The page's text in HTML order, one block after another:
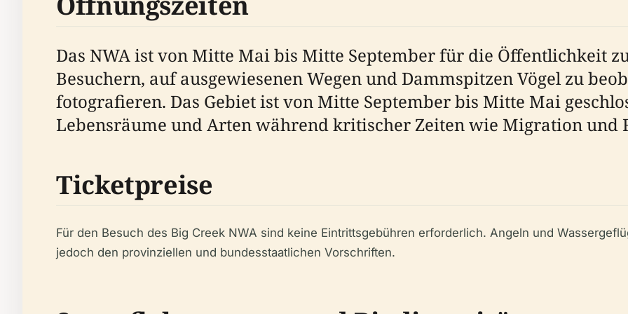
Das NWA ist von Mitte Mai bis Mitte September für die Öffentlichkeit
Besuchern, auf ausgewiesenen Wegen und Dammspitzen Vögel zu
fotografieren. Das Gebiet ist von Mitte September bis Mitte Mai
Lebensräume und Arten während kritischer Zeiten wie Migration und
Ticketpreise
Für den Besuch des Big Creek NWA sind keine Eintrittsgebühren erforderlich. Angeln und
jedoch den provinziellen und bundesstaatlichen Vorschriften.